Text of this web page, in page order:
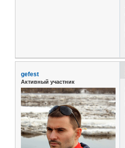
gefest
Активный участник